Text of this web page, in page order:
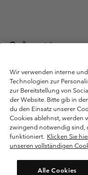
Österreich
Columbia
Bergheim, Salzburg
Nutzungsbedingungen
Datenschutzerklärung
Bestimmungen und
Nutzungsbedingungen Für
Cookies
Kundenservice: Mo- Fr. 9:00
Wir verwenden interne
Technologien zur
zur Bereitstellung von
der Website. Bitte gib in
du den Einsatz unserer
Cookies ablehnst, werden
zwingend notwendig sind,
funktioniert. Klicken Sie
unseren vollständigen
Alle Cookies
Bitte wählen Sie